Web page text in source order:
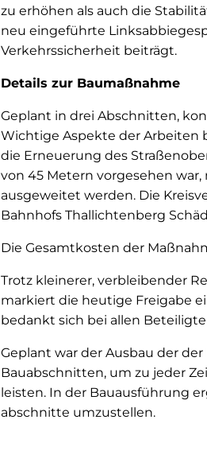
zu erhöhen als auch die
neu eingeführte
Verkehrssicherheit beiträgt.
Details zur Baumaßnahme
Geplant in drei Abschnitten,
Wichtige Aspekte der Arbeiten
die Erneuerung des
von 45 Metern vorgesehen
ausgeweitet werden. Die
Bahnhofs Thallichtenberg
Die Gesamtkosten der
Trotz kleinerer, verbleibender
markiert die heutige Freigabe
bedankt sich bei allen
Geplant war der Ausbau der
Bauabschnitten, um zu jeder
leisten. In der Bauausführung
abschnitte umzustellen.